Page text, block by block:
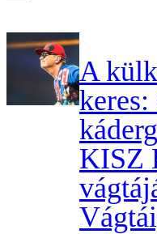
A
keres:
KISZ